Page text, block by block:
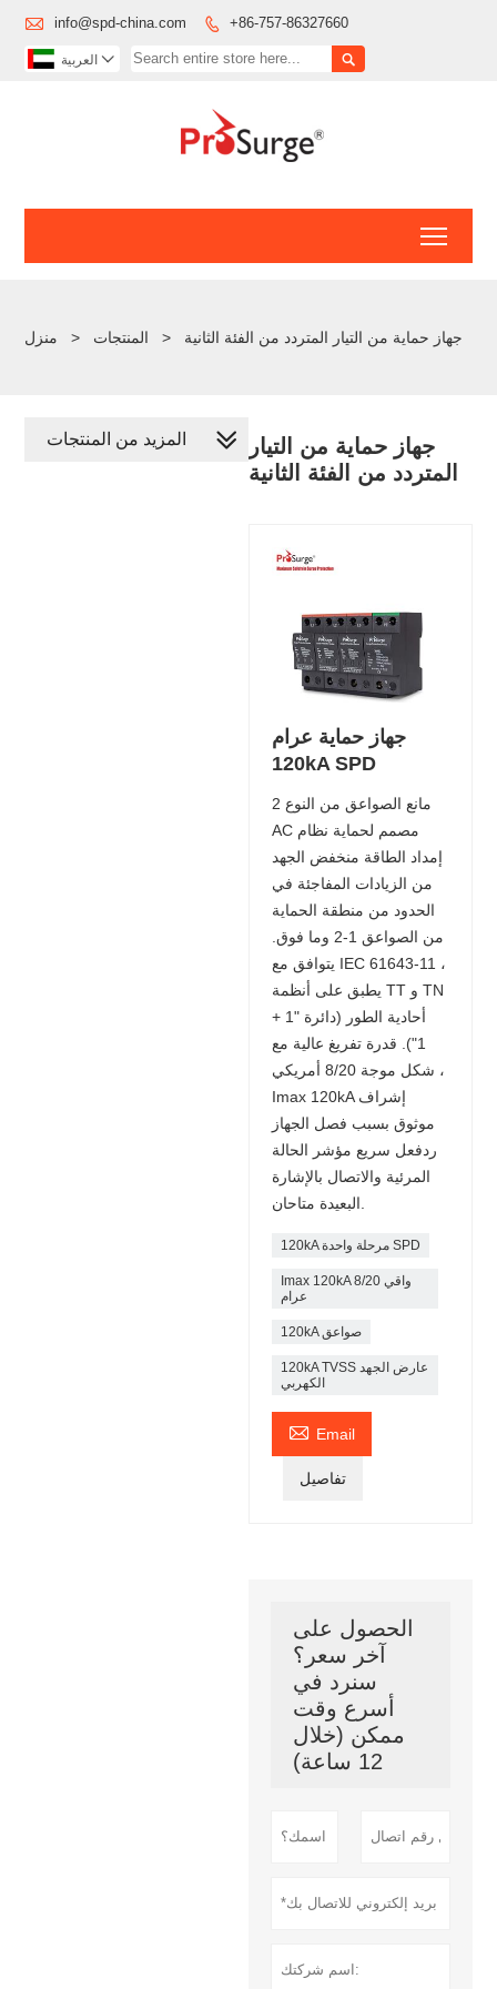
 info@spd-china.com  +86-757-86327660
 العربية 
منزل > المنتجات > جهاز حماية من التيار المتردد من الفئة الثانية
جهاز حماية من التيار
المتردد من الفئة الثانية
جهاز حماية عرام
120kA SPD
مانع الصواعق من النوع 2
AC مصمم لحماية نظام
إمداد الطاقة منخفض الجهد
من الزيادات المفاجئة في
الحدود من منطقة الحماية
من الصواعق 1-2 وما فوق.
يتوافق مع IEC 61643-11 ،
يطبق على أنظمة TT و TN
أحادية الطور (دائرة "1 +
1"). قدرة تفريغ عالية مع
شكل موجة 8/20 أمريكي ،
Imax 120kA إشراف
موثوق بسبب فصل الجهاز
ردفعل سريع مؤشر الحالة
المرئية والاتصال بالإشارة
120kA مرحلة واحدة SPD
Imax 120kA 8/20 واقي
عرام
120kA صواعق
120kA TVSS عارض الجهد
الكهربي
 Email
تفاصيل
الحصول على
آخر سعر؟
سنرد في
أسرع وقت
ممكن (خلال
12 ساعة)
المزيد من المنتجات